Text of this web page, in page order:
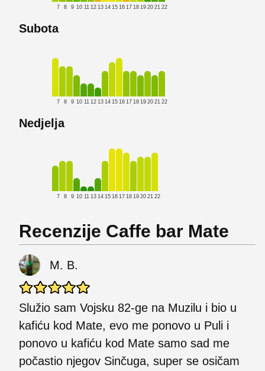
7 8 9 10 11 12 13 14 15 16 17 18 19 20 21 22
Subota
7 8 9 10 11 12 13 14 15 16 17 18 19 20 21 22
Nedjelja
7 8 9 10 11 13 14 15 16 17 18 19 20 21 22
Recenzije Caffe bar Mate
M. B.
Služio sam Vojsku 82-ge na Muzilu i bio u
kafiću kod Mate, evo me ponovo u Puli i
ponovo u kafiću kod Mate samo sad me
počastio njegov Sinčuga, super se osičam